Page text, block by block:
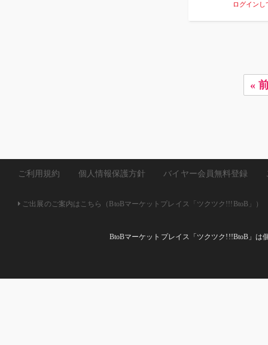
ログイン
«
ご利用規約 個人情報保護方針 バイヤー会員無料登録
ご出展のご案内はこちら（BtoBマーケットプレイス「ツクツク!!!BtoB」）
BtoBマーケットプレイス「ツクツク!!!BtoB」は